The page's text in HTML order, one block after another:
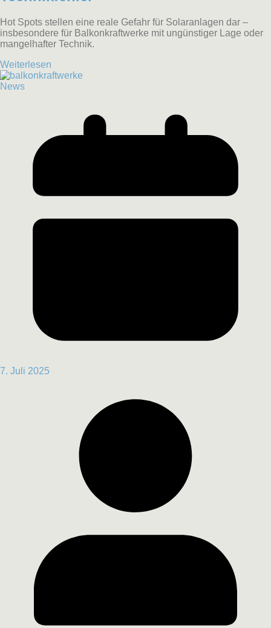
Hot Spots stellen eine reale Gefahr für Solaranlagen dar –
insbesondere für Balkonkraftwerke mit ungünstiger Lage oder
mangelhafter Technik.
Weiterlesen
News
7. Juli 2025